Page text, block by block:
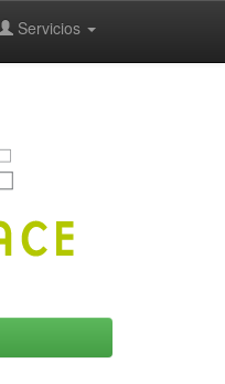
Servicios